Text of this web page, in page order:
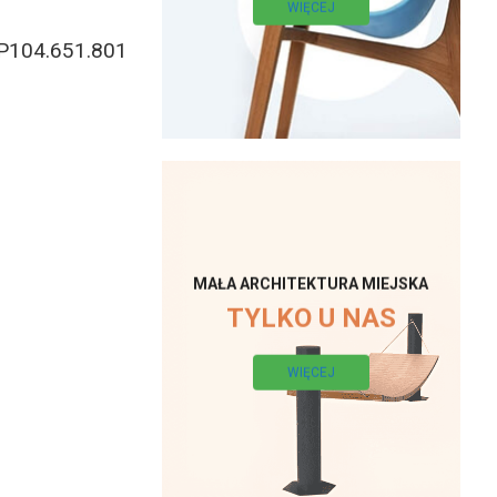
WIĘCEJ
MAŁA ARCHITEKTURA MIEJSKA
TYLKO U NAS
WIĘCEJ